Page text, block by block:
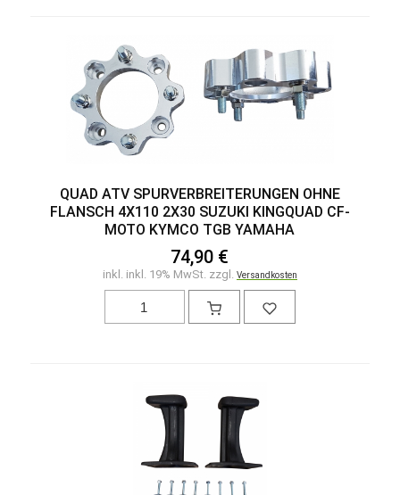
QUAD ATV SPURVERBREITERUNGEN OHNE
FLANSCH 4X110 2X30 SUZUKI KINGQUAD CF-
MOTO KYMCO TGB YAMAHA
74,90 €
inkl. inkl. 19% MwSt. zzgl. Versandkosten